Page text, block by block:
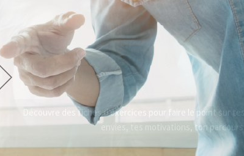
Découvre des fiches d'exercices pour faire le point sur tes
envies, tes motivations, ton parcours.